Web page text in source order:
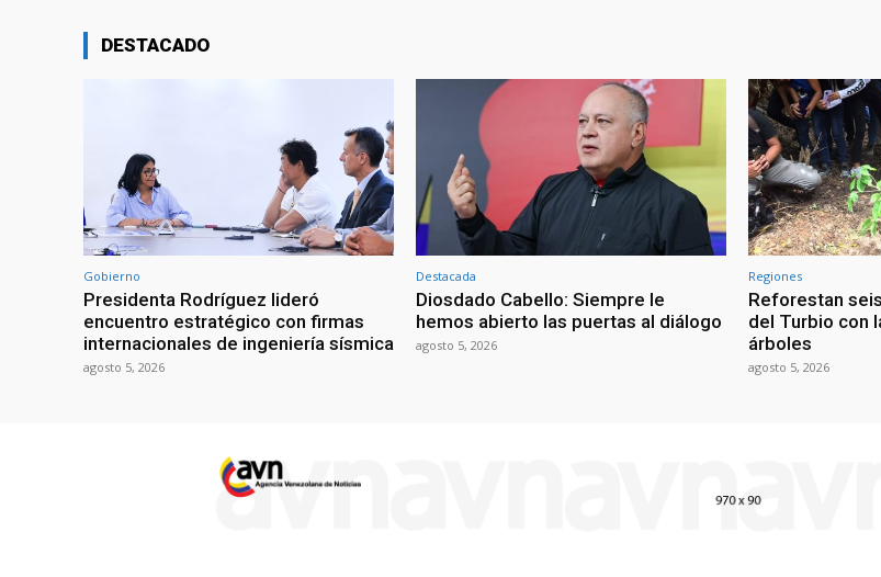
DESTACADO
Gobierno
Presidenta Rodríguez lideró
encuentro estratégico con firmas
internacionales de ingeniería sísmica
agosto 5, 2026
Destacada
Diosdado Cabello: Siempre le
hemos abierto las puertas al diálogo
agosto 5, 2026
Regiones
Reforestan
del Turbio con
árboles
agosto 5, 2026